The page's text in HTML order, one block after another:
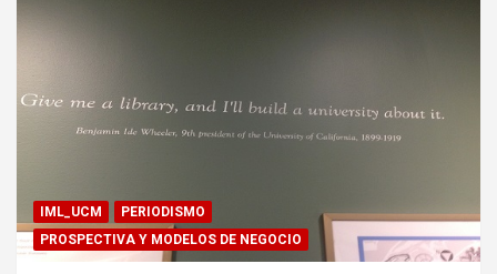
IML_UCM
PERIODISMO
PROSPECTIVA Y MODELOS DE NEGOCIO